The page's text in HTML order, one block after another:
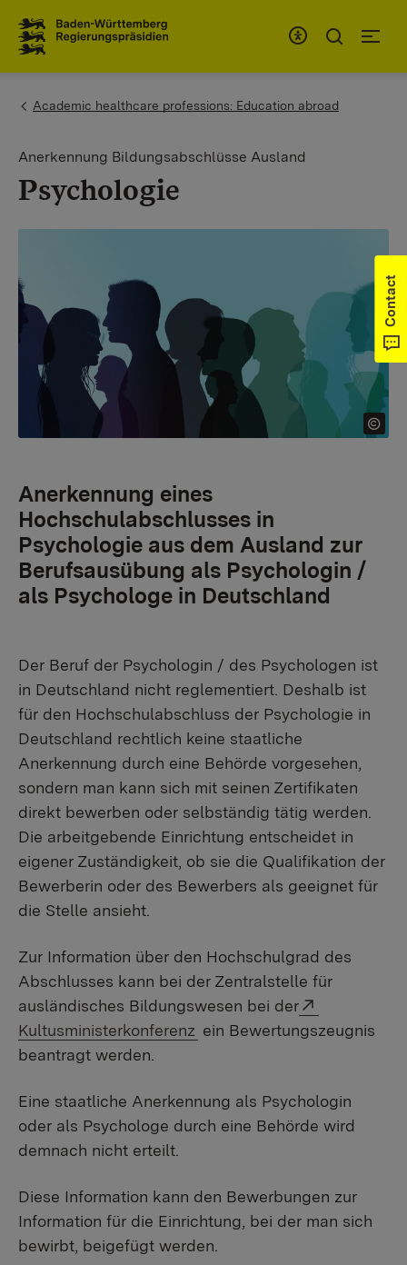
You are here:
Academic healthcare professions: Education abroad
Anerkennung Bildungsabschlüsse Ausland
Psychologie
Anerkennung eines
Hochschulabschlusses in
Psychologie aus dem Ausland zur
Berufsausübung als Psychologin /
als Psychologe in Deutschland
Der Beruf der Psychologin / des Psychologen ist
in Deutschland nicht reglementiert. Deshalb ist
für den Hochschulabschluss der Psychologie in
Deutschland rechtlich keine staatliche
Anerkennung durch eine Behörde vorgesehen,
sondern man kann sich mit seinen Zertifikaten
direkt bewerben oder selbständig tätig werden.
Die arbeitgebende Einrichtung entscheidet in
eigener Zuständigkeit, ob sie die Qualifikation der
Bewerberin oder des Bewerbers als geeignet für
die Stelle ansieht.
Zur Information über den Hochschulgrad des
Abschlusses kann bei der Zentralstelle für
ausländisches Bildungswesen bei der
Kultusministerkonferenz ein Bewertungszeugnis
beantragt werden.
Eine staatliche Anerkennung als Psychologin
oder als Psychologe durch eine Behörde wird
demnach nicht erteilt.
Diese Information kann den Bewerbungen zur
Information für die Einrichtung, bei der man sich
bewirbt, beigefügt werden.
Contact